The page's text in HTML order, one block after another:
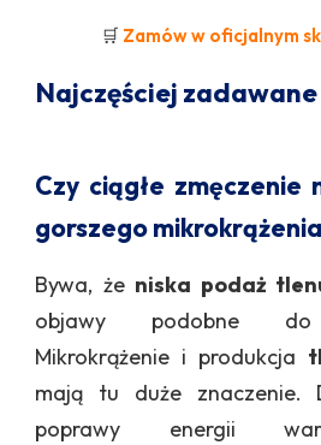
🛒 Zamów w oficjalnym
Najczęściej
Czy ciągłe zmęczenie
gorszego
Bywa, że niska podaż
objawy podobne do
Mikrokrążenie i produkcja
mają tu duże znaczenie.
poprawy energii